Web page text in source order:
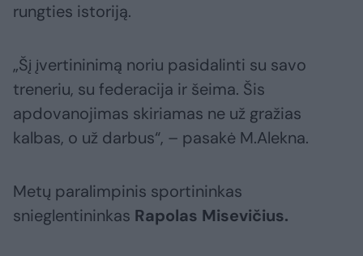
rungties istoriją.
„Šį įvertininimą noriu pasidalinti su savo
treneriu, su federacija ir šeima. Šis
apdovanojimas skiriamas ne už gražias
kalbas, o už darbus“, – pasakė M.Alekna.
Metų paralimpinis sportininkas
snieglentininkas Rapolas Misevičius.